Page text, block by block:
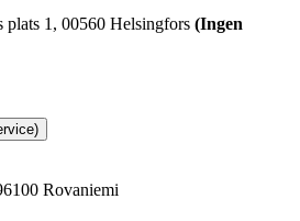
1, 00560 Helsingfors (Ingen
Rovaniemi